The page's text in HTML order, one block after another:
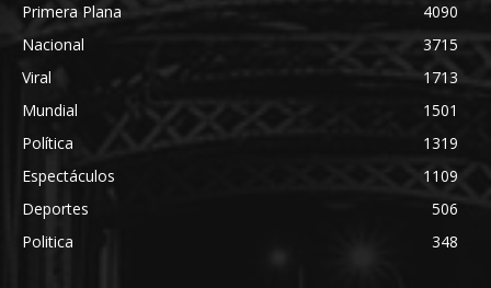
Primera Plana
4090
Nacional
3715
Viral
1713
Mundial
1501
Política
1319
Espectáculos
1109
Deportes
506
Politica
348